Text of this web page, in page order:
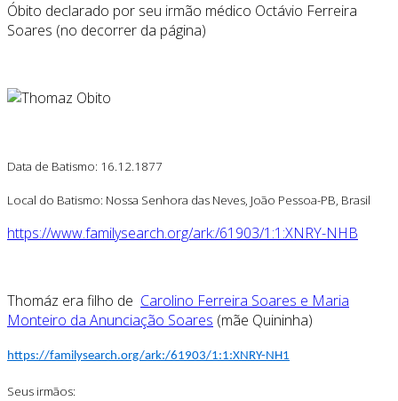
Óbito declarado por seu irmão médico Octávio Ferreira
Soares (no decorrer da página)
Data de Batismo: 16.12.1877
Local do Batismo: Nossa Senhora das Neves, João Pessoa-PB, Brasil
https://www.familysearch.org/ark:/61903/1:1:XNRY-NHB
Thomáz era filho de Carolino Ferreira Soares e Maria
Monteiro da Anunciação Soares (mãe Quininha)
https://familysearch.org/ark:/61903/1:1:XNRY-NH1
Seus irmãos: